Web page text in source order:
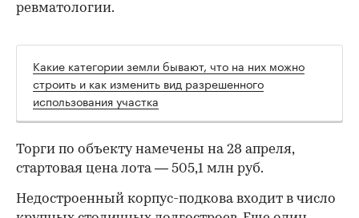
ревматологии.
Какие категории земли бывают, что на них можно
строить и как изменить вид разрешенного
использования участка
Торги по объекту намечены на 28 апреля,
стартовая цена лота — 505,1 млн руб.
Недостроенный корпус-подкова входит в число